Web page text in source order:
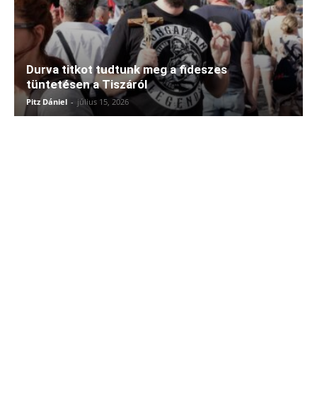
Durva titkot tudtunk meg a fideszes
tüntetésen a Tiszáról
Pitz Dániel - július 15, 2026